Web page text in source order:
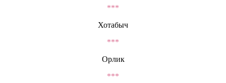
***
Хотабыч
***
Орлик
***